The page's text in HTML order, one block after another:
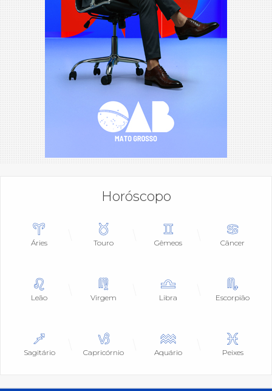
Horóscopo
Áries Touro Gêmeos Câncer
Leão Virgem Libra Escorpião
Sagitário Capricórnio Aquário Peixes